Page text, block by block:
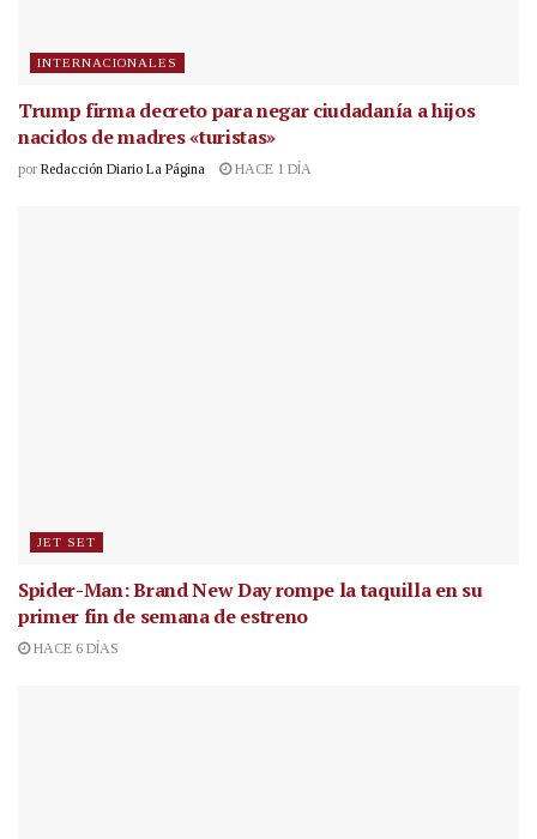
INTERNACIONALES
Trump firma decreto para negar ciudadanía a hijos
nacidos de madres «turistas»
por Redacción Diario La Página HACE 1 DÍA
JET SET
Spider-Man: Brand New Day rompe la taquilla en su
primer fin de semana de estreno
HACE 6 DÍAS